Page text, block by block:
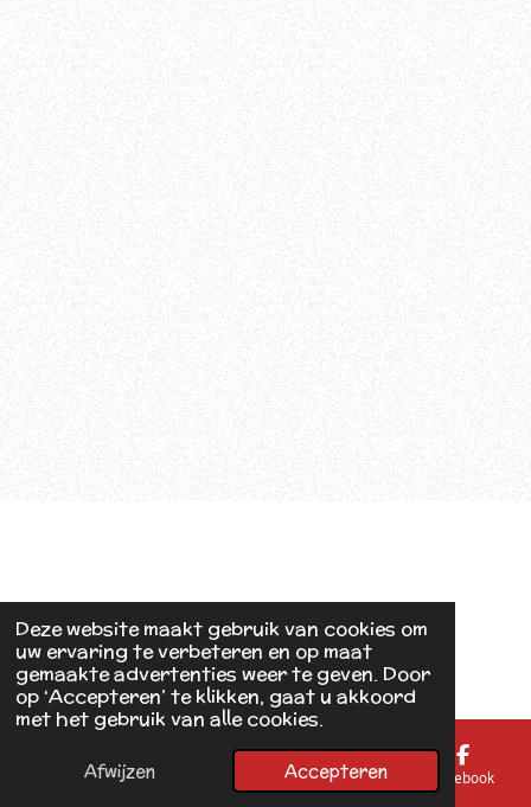
Deze website maakt gebruik van cookies om
uw ervaring te verbeteren en op maat
gemaakte advertenties weer te geven. Door
op ‘Accepteren’ te klikken, gaat u akkoord
met het gebruik van alle cookies.
Afwijzen Accepteren
E-mailadres Kaart Facebook